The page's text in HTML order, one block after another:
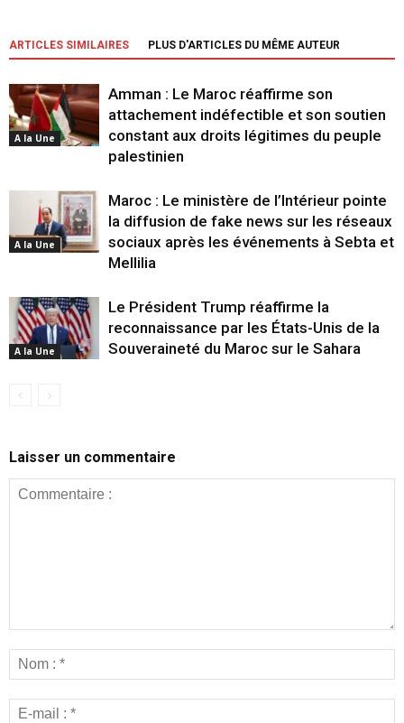
ARTICLES SIMILAIRES PLUS D'ARTICLES DU MÊME AUTEUR
A la Une
Amman : Le Maroc réaffirme son
attachement indéfectible et son soutien
constant aux droits légitimes du peuple
palestinien
A la Une
Maroc : Le ministère de l’Intérieur pointe
la diffusion de fake news sur les réseaux
sociaux après les événements à Sebta et
Mellilia
A la Une
Le Président Trump réaffirme la
reconnaissance par les États-Unis de la
Souveraineté du Maroc sur le Sahara
Laisser un commentaire